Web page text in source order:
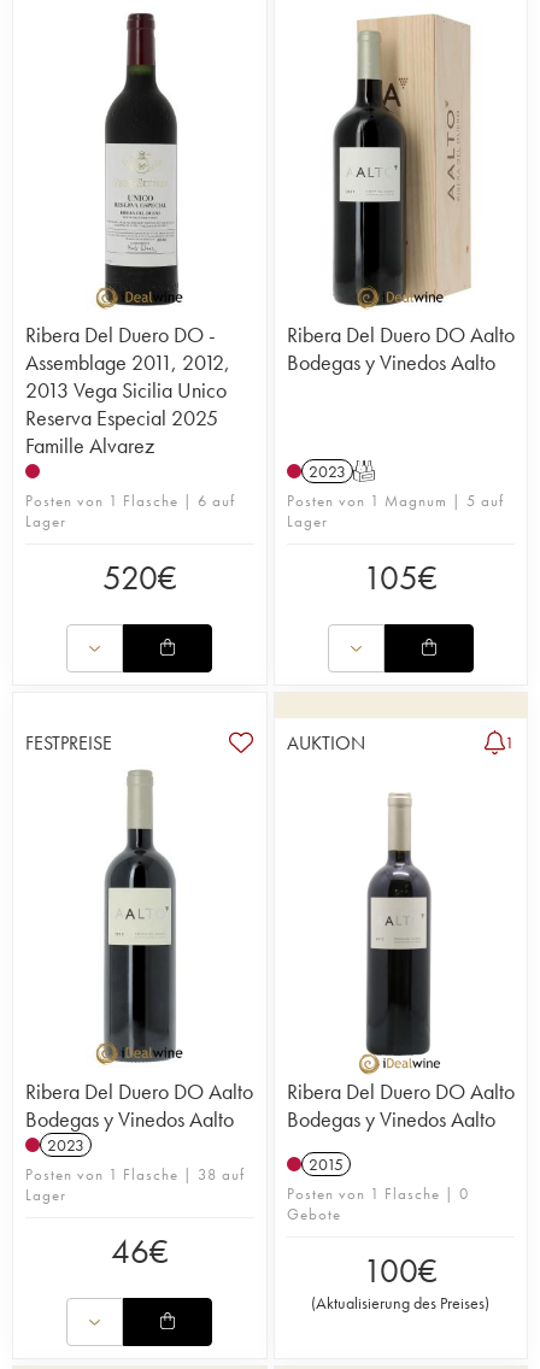
Ribera Del Duero DO -
Assemblage 2011, 2012,
2013 Vega Sicilia Unico
Reserva Especial 2025
Famille Alvarez
Posten von 1 Flasche | 6 auf
Lager
520€
Ribera Del Duero DO Aalto
Bodegas y Vinedos Aalto
2023 T
Posten von 1 Magnum | 5 auf
Lager
105€
FESTPREISE
Ribera Del Duero DO Aalto
Bodegas y Vinedos Aalto
2023
Posten von 1 Flasche | 38 auf
Lager
46€
AUKTION 1
Ribera Del Duero DO Aalto
Bodegas y Vinedos Aalto
2015
Posten von 1 Flasche | 0
Gebote
100€
(Aktualisierung des Preises)